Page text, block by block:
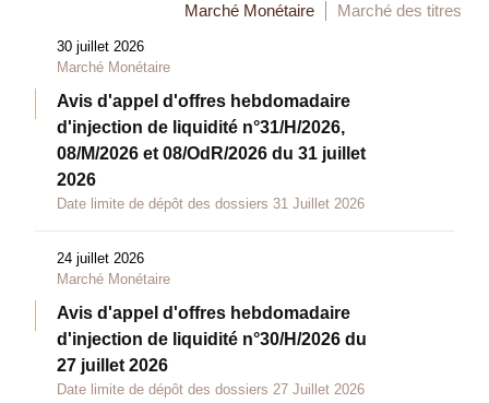
Marché Monétaire Marché des titres
30 juillet 2026
Marché Monétaire
Avis d'appel d'offres hebdomadaire
d'injection de liquidité n°31/H/2026,
08/M/2026 et 08/OdR/2026 du 31 juillet
2026
Date limite de dépôt des dossiers 31 Juillet 2026
24 juillet 2026
Marché Monétaire
Avis d'appel d'offres hebdomadaire
d'injection de liquidité n°30/H/2026 du
27 juillet 2026
Date limite de dépôt des dossiers 27 Juillet 2026